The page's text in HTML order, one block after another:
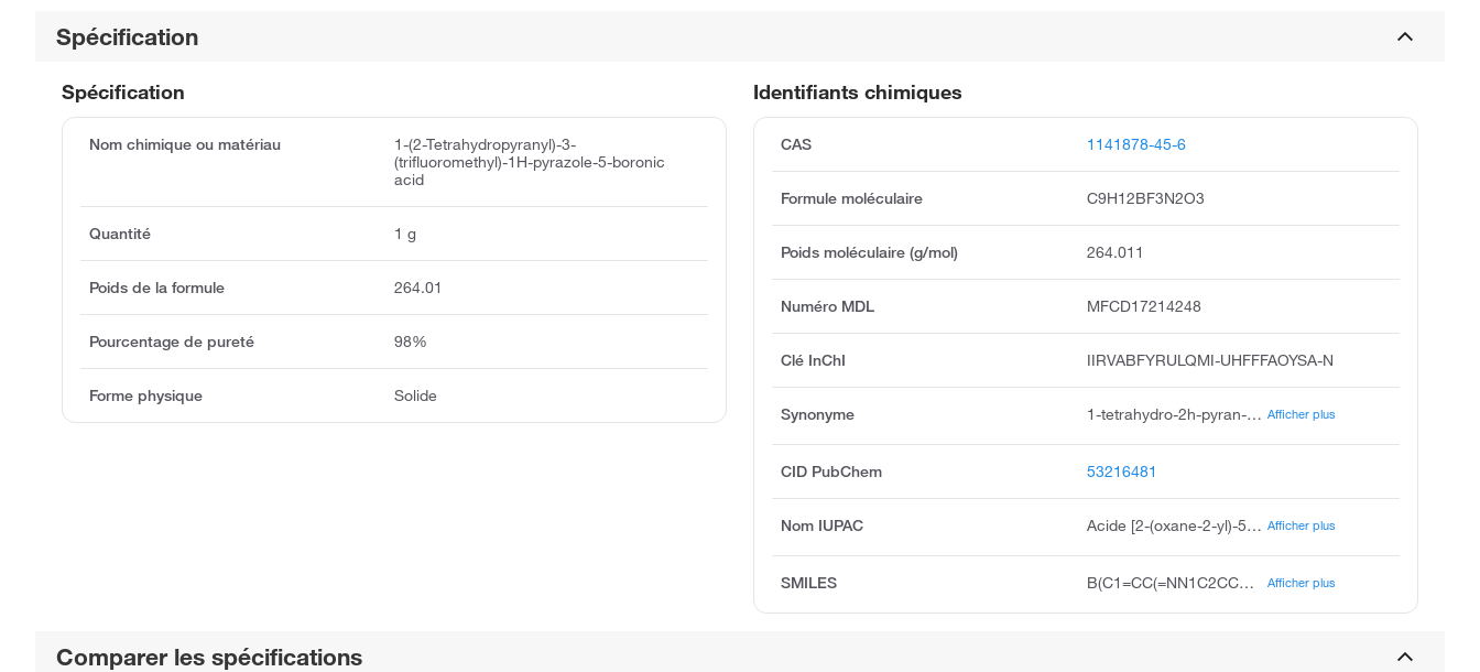
Spécification
Identifiants chimiques
CAS 1141878-45-6
Formule moléculaire C9H12BF3N2O3
Poids moléculaire (g/mol) 264.011
Numéro MDL MFCD17214248
Clé InChI IIRVABFYRULQMI-UHFFFAOYSA-N
Synonyme 1-tetrahydro-2h-pyran-2-yl-3-trifluoromethyl-1h-pyrazol-5-yl boronic acid, 1-tetrahydropyran-2-yl-3-trifluoromethyl pyrazole-5-boronic acid, 1-oxan-2-yl-3-trifluoromethyl-1h-pyrazol-5-yl boronic acid, 2-tetrahydropyran-2-yl-5-trifluoromethyl pyrazol-3-yl boronic acid, 1-tetrahydro-2h-pyran-2-yl-3-trifluoromethyl-1h-pyrazol-5-yl boronicacid, 2-oxan-2-yl-5-trifluoromethyl pyrazol-3-ylboronic acid, acmc-2099kl, 1-tetrahydro-2h-pyran-2-yl-3-trifluoromethyl-1h-pyrazol-5-ylboronic acid, boronic acid, b-1-tetrahydro-2h-pyran-2-yl-3-trifluoromethyl-1h-pyrazol-5-yl Afficher plus
CID PubChem 53216481
Nom IUPAC Acide [2-(oxane-2-yl)-5-(trifluorométhyl)pyrazol-3-yl]boronique Afficher plus
SMILES B(C1=CC(=NN1C2CCCCO2)C(F)(F)F)(O)O Afficher plus
Spécification
Nom chimique ou matériau
1-(2-Tetrahydropyranyl)-3-
(trifluoromethyl)-1H-pyrazole-5-boronic
acid
Quantité 1 g
Poids de la formule 264.01
Pourcentage de pureté 98%
Forme physique Solide
Comparer les spécifications